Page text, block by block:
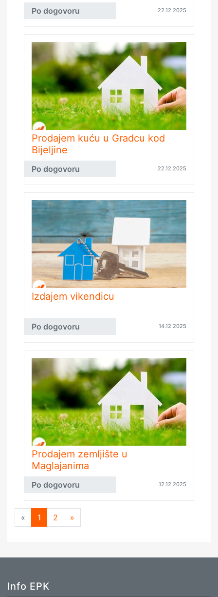
Po dogovoru 22.12.2025
Prodajem kuću u Gradcu kod
Bijeljine
Po dogovoru 22.12.2025
Izdajem vikendicu
Po dogovoru 14.12.2025
Prodajem zemljište u
Maglajanima
Po dogovoru 12.12.2025
« Previous
1 2 »
Info EPK